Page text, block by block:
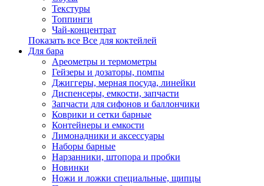
Текстуры
Топпинги
Чай-концентрат
Показать все Все для коктейлей
Для бара
Ареометры и термометры
Гейзеры и дозаторы, помпы
Джиггеры, мерная посуда, линейки
Диспенсеры, емкости, запчасти
Запчасти для сифонов и баллончики
Коврики и сетки барные
Контейнеры и емкости
Лимонадники и аксессуары
Наборы барные
Нарзанники, штопора и пробки
Новинки
Ножи и ложки специальные, щипцы